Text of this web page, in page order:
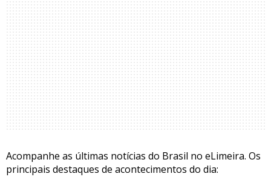
Acompanhe as últimas notícias do Brasil no eLimeira. Os
principais destaques de acontecimentos do dia: